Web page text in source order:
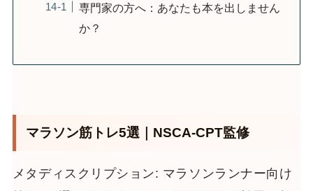
専門家の方へ：あなたも本を出しません
か？
マラソン筋トレ5選｜NSCA-CPT監修
メタディスクリプション: マラソンランナー向け